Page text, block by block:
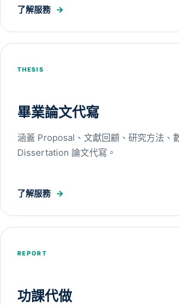
了解服務 →
THESIS
畢業論文代寫
涵蓋 Proposal、文獻回顧、研究方法、
Dissertation 論文代寫。
了解服務 →
REPORT
功課代做